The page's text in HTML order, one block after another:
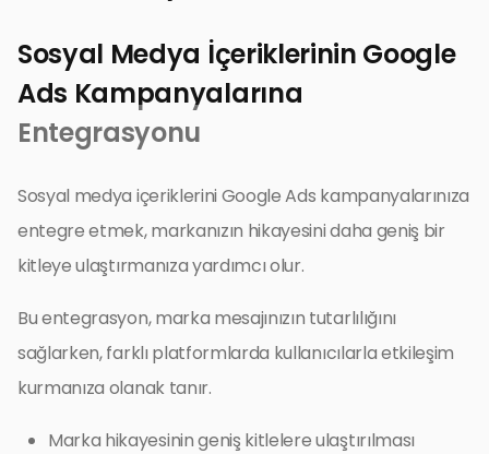
Sosyal Medya İçeriklerinin Google
Ads Kampanyalarına
Entegrasyonu
Sosyal medya içeriklerini Google Ads kampanyalarınıza
entegre etmek, markanızın hikayesini daha geniş bir
kitleye ulaştırmanıza yardımcı olur.
Bu entegrasyon, marka mesajınızın tutarlılığını
sağlarken, farklı platformlarda kullanıcılarla etkileşim
kurmanıza olanak tanır.
Marka hikayesinin geniş kitlelere ulaştırılması